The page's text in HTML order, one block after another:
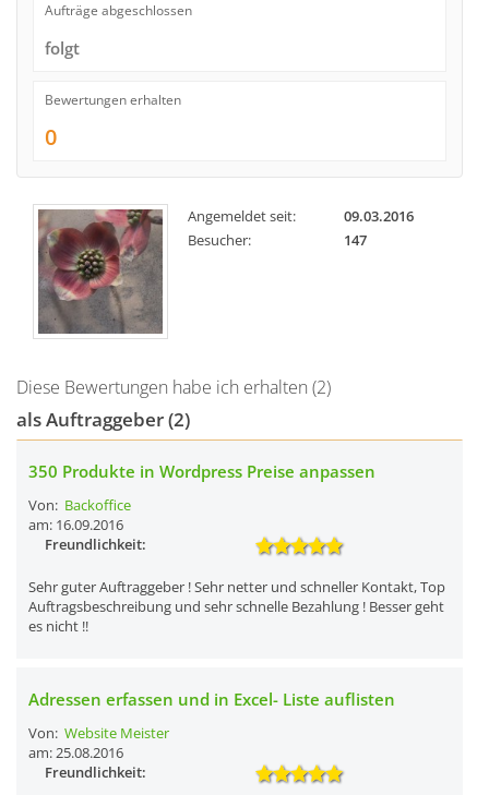
Aufträge abgeschlossen
folgt
Bewertungen erhalten
0
Angemeldet seit:
09.03.2016
Besucher:
147
Diese Bewertungen habe ich erhalten (2)
als Auftraggeber (2)
350 Produkte in Wordpress Preise anpassen
Von: Backoffice
am: 16.09.2016
Freundlichkeit:
Sehr guter Auftraggeber ! Sehr netter und schneller Kontakt, Top
Auftragsbeschreibung und sehr schnelle Bezahlung ! Besser geht
es nicht !!
Adressen erfassen und in Excel- Liste auflisten
Von: Website Meister
am: 25.08.2016
Freundlichkeit: